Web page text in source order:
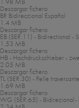
Descargar fichero
BR Bidireccional Español
1.4 MB
Descargar fichero
EB (SER.11) - Bidirectional -
1.53 MB
Descargar fichero
HB - Hochdruckschieber -
2.05 MB
Descargar fichero
TL (SER.30) - Pelle traversante
1.69 MB
Descargar fichero
WG (SER.65) - Bidirecional-